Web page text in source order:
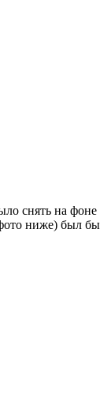
снять на фоне
ниже) был бы